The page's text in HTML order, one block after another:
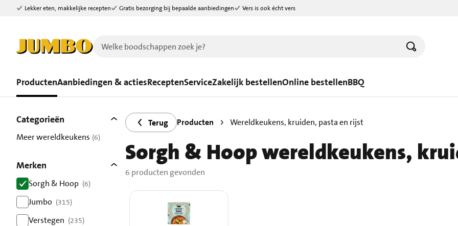
Ga naar zoeken
Ga naar hoofdinhoud
Lekker eten, makkelijke recepten Gratis bezorging bij bepaalde aanbiedingen Vers is ook écht vers
ProductenAanbiedingen & actiesReceptenServiceZakelijk bestellenOnline bestellenBBQ
6 producten gevonden.
Filters
Categorieën
Meer wereldkeukens (6)
Merken
Sorgh & Hoop (6)
resultaten
Jumbo (315)
resultaten
Verstegen (235)
Terug Producten Wereldkeukens, kruiden, pasta en rijst
Sorgh & Hoop wereldkeukens,
6 producten gevonden